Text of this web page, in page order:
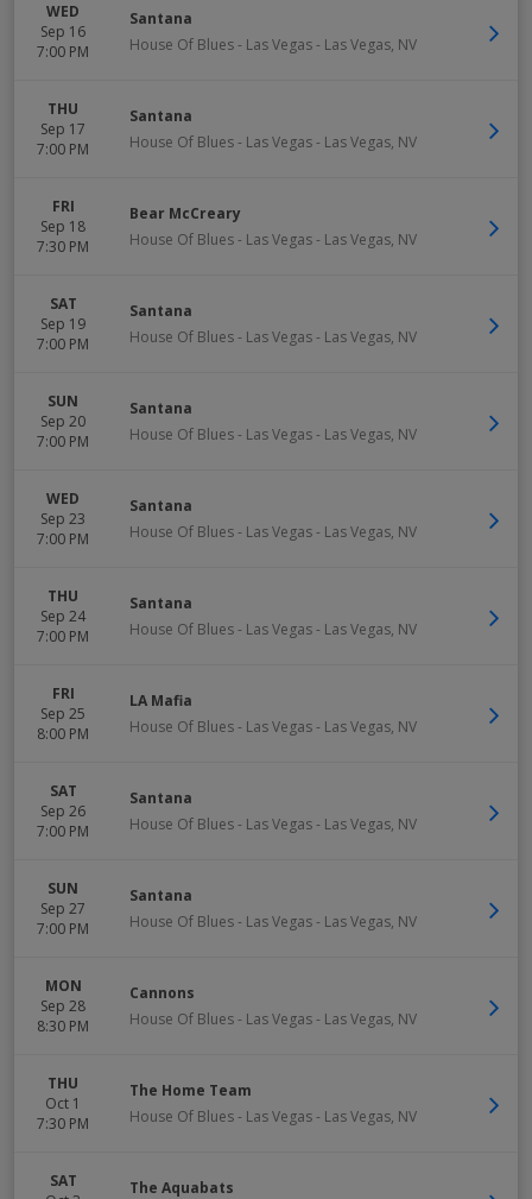
WED
Sep 16
7:00 PM
Santana
House Of Blues - Las Vegas- Las Vegas, NV
THU
Sep 17
7:00 PM
Santana
House Of Blues - Las Vegas- Las Vegas, NV
FRI
Sep 18
7:30 PM
Bear McCreary
House Of Blues - Las Vegas- Las Vegas, NV
SAT
Sep 19
7:00 PM
Santana
House Of Blues - Las Vegas- Las Vegas, NV
SUN
Sep 20
7:00 PM
Santana
House Of Blues - Las Vegas- Las Vegas, NV
WED
Sep 23
7:00 PM
Santana
House Of Blues - Las Vegas- Las Vegas, NV
THU
Sep 24
7:00 PM
Santana
House Of Blues - Las Vegas- Las Vegas, NV
FRI
Sep 25
8:00 PM
LA Mafia
House Of Blues - Las Vegas- Las Vegas, NV
SAT
Sep 26
7:00 PM
Santana
House Of Blues - Las Vegas- Las Vegas, NV
SUN
Sep 27
7:00 PM
Santana
House Of Blues - Las Vegas- Las Vegas, NV
MON
Sep 28
8:30 PM
Cannons
House Of Blues - Las Vegas- Las Vegas, NV
THU
Oct 1
7:30 PM
The Home Team
House Of Blues - Las Vegas- Las Vegas, NV
SAT
The Aquabats